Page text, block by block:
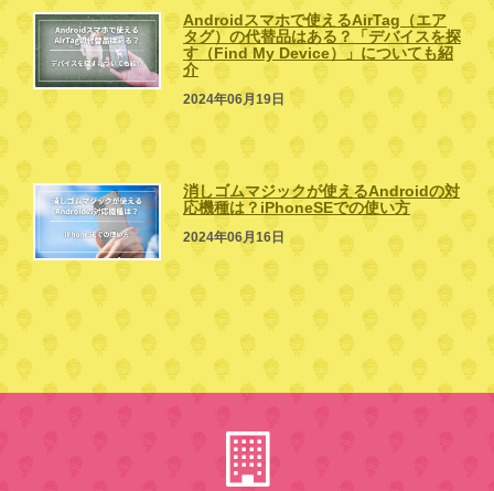
Androidスマホで使えるAirTag（エア
タグ）の代替品はある？「デバイスを探
す（Find My Device）」についても紹
介
2024年06月19日
消しゴムマジックが使えるAndroidの対
応機種は？iPhoneSEでの使い方
2024年06月16日